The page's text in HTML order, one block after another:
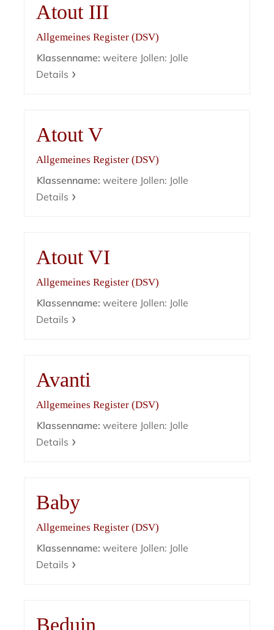
Atout III
Allgemeines Register (DSV)
Klassenname: weitere Jollen: Jolle
Details
Atout V
Allgemeines Register (DSV)
Klassenname: weitere Jollen: Jolle
Details
Atout VI
Allgemeines Register (DSV)
Klassenname: weitere Jollen: Jolle
Details
Avanti
Allgemeines Register (DSV)
Klassenname: weitere Jollen: Jolle
Details
Baby
Allgemeines Register (DSV)
Klassenname: weitere Jollen: Jolle
Details
Beduin